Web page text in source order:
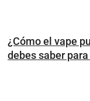
¿Cómo el vape
debes saber